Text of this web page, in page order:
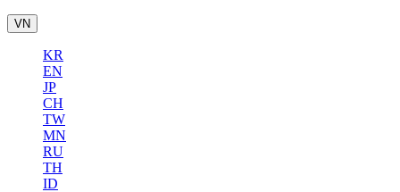
VN
KR
EN
JP
CH
TW
MN
RU
TH
ID